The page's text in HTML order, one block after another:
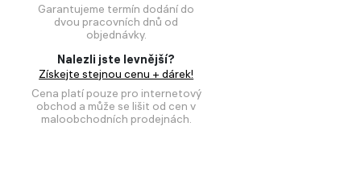
Garantujeme termín dodání do
dvou pracovních dnů od
objednávky.
Nalezli jste levnější?
Získejte stejnou cenu + dárek!
Cena platí pouze pro internetový
obchod a může se lišit od cen v
maloobchodních prodejnách.